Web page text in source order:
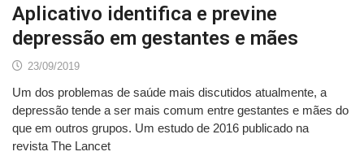
Aplicativo identifica e previne
depressão em gestantes e mães
23/09/2019
Um dos problemas de saúde mais discutidos atualmente, a
depressão tende a ser mais comum entre gestantes e mães do
que em outros grupos. Um estudo de 2016 publicado na
revista The Lancet